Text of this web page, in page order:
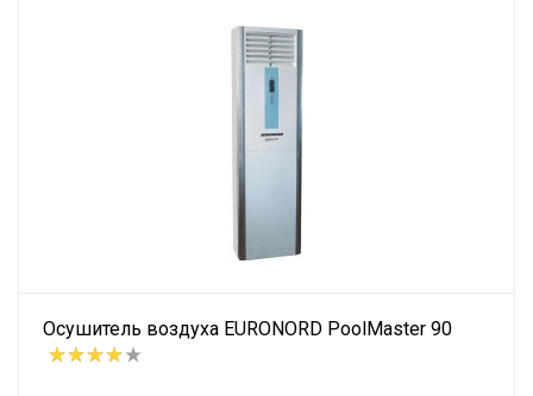
Осушитель воздуха EURONORD PoolMaster 90